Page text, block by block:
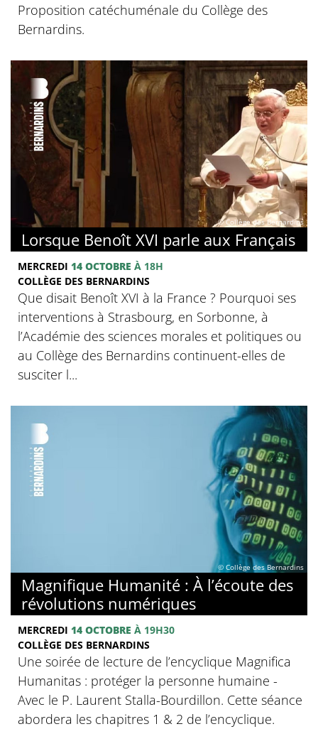
Proposition catéchuménale du Collège des
Bernardins.
© Collège des Bernardins
Lorsque Benoît XVI parle aux Français
MERCREDI 14 OCTOBRE À 18H
COLLÈGE DES BERNARDINS
Que disait Benoît XVI à la France ? Pourquoi ses
interventions à Strasbourg, en Sorbonne, à
l’Académie des sciences morales et politiques ou
au Collège des Bernardins continuent-elles de
susciter l...
© Collège des Bernardins
Magnifique Humanité : À l’écoute des
révolutions numériques
MERCREDI 14 OCTOBRE À 19H30
COLLÈGE DES BERNARDINS
Une soirée de lecture de l’encyclique Magnifica
Humanitas : protéger la personne humaine -
Avec le P. Laurent Stalla-Bourdillon. Cette séance
abordera les chapitres 1 & 2 de l’encyclique.